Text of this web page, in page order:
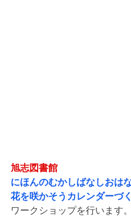
旭志図書館
にほんのむかしばなしおは
花を咲かそうカレンダーづ
ワークショップを行います。